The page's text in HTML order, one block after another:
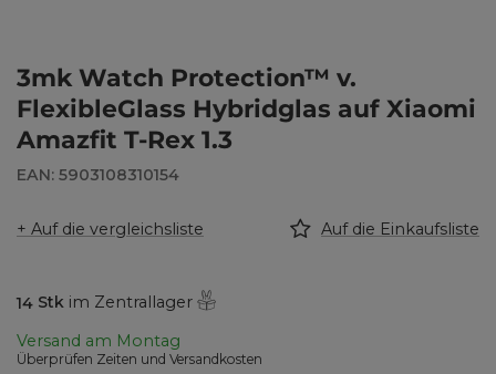
3mk Watch Protection™ v.
FlexibleGlass Hybridglas auf Xiaomi
Amazfit T-Rex 1.3
EAN: 5903108310154
+ Auf die vergleichsliste Auf die Einkaufsliste
14 Stk im Zentrallager
Versand am Montag
Überprüfen Zeiten und Versandkosten